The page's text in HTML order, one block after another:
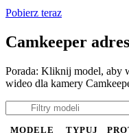
Pobierz teraz
Camkeeper
Porada: Kliknij model, aby
wideo dla kamery
MODELE TYPUJ